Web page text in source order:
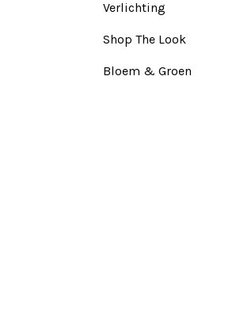
Verlichting
Shop The Look
Bloem & Groen